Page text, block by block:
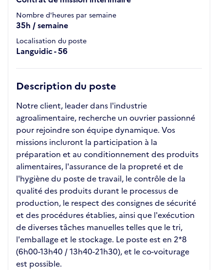
Nombre d'heures par semaine
35h / semaine
Localisation du poste
Languidic - 56
Description du poste
Notre client, leader dans l'industrie
agroalimentaire, recherche un ouvrier passionné
pour rejoindre son équipe dynamique. Vos
missions incluront la participation à la
préparation et au conditionnement des produits
alimentaires, l'assurance de la propreté et de
l'hygiène du poste de travail, le contrôle de la
qualité des produits durant le processus de
production, le respect des consignes de sécurité
et des procédures établies, ainsi que l'exécution
de diverses tâches manuelles telles que le tri,
l'emballage et le stockage. Le poste est en 2*8
(6h00-13h40 / 13h40-21h30), et le co-voiturage
est possible.